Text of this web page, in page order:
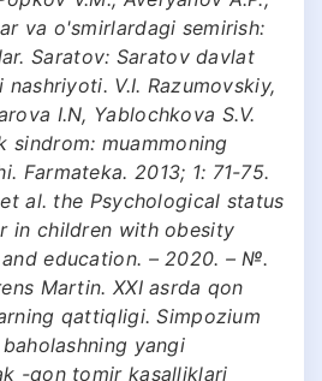
va o'smirlardagi semirish:
Saratov: Saratov davlat
V.I. Razumovskiy,
I.N, Yablochkova S.V.
sindrom: muammoning
Farmateka. 2013; 1: 71-75.
al. the Psychological status
in children with obesity
education. – 2020. – №.
Martin. XXI asrda qon
qattiqligi. Simpozium
yangi
-qon tomir kasalliklari